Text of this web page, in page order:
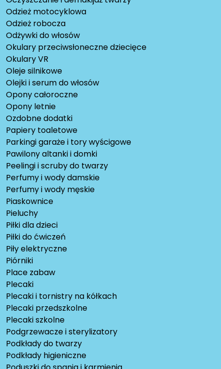
Odzież motocyklowa
Odzież robocza
Odżywki do włosów
Okulary przeciwsłoneczne dziecięce
Okulary VR
Oleje silnikowe
Olejki i serum do włosów
Opony całoroczne
Opony letnie
Ozdobne dodatki
Papiery toaletowe
Parkingi garaże i tory wyścigowe
Pawilony altanki i domki
Peelingi i scruby do twarzy
Perfumy i wody damskie
Perfumy i wody męskie
Piaskownice
Pieluchy
Piłki dla dzieci
Piłki do ćwiczeń
Piły elektryczne
Piórniki
Place zabaw
Plecaki
Plecaki i tornistry na kółkach
Plecaki przedszkolne
Plecaki szkolne
Podgrzewacze i sterylizatory
Podkłady do twarzy
Podkłady higieniczne